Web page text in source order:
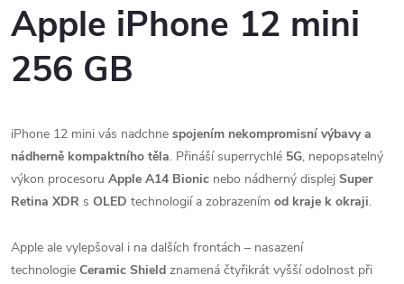
Apple iPhone 12 mini
256 GB
iPhone 12 mini vás nadchne spojením nekompromisní výbavy a
nádherně kompaktního těla. Přináší superrychlé 5G, nepopsatelný
výkon procesoru Apple A14 Bionic nebo nádherný displej Super
Retina XDR s OLED technologií a zobrazením od kraje k okraji.
Apple ale vylepšoval i na dalších frontách – nasazení
technologie Ceramic Shield znamená čtyřikrát vyšší odolnost při